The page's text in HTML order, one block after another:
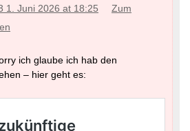
1. Juni 2026 at 18:25
Zum
ich glaube ich hab den
– hier geht es: